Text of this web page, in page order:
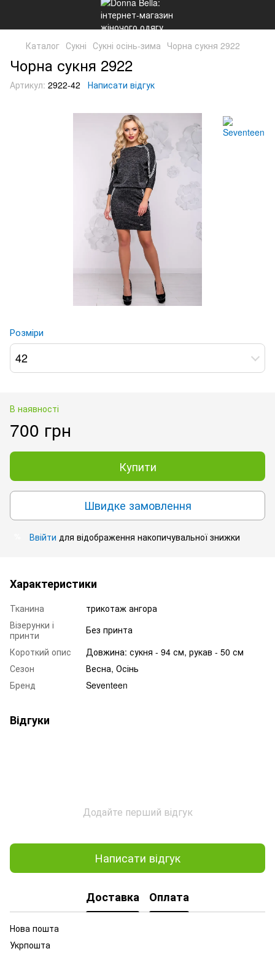
Каталог Сукні Сукні осінь-зима Чорна сукня 2922
Чорна сукня 2922
Артикул: 2922-42 Написати відгук
Розміри
42
В наявності
700 грн
Купити
Швидке замовлення
Ввійти для відображення накопичувальної знижки
Характеристики
Тканина
трикотаж ангора
Візерунки і
принти
Без принта
Короткий опис
Довжина: сукня - 94 см, рукав - 50 см
Сезон
Весна, Осінь
Бренд
Seventeen
Відгуки
Додайте перший відгук
Написати відгук
Доставка Оплата
Нова пошта
Укрпошта